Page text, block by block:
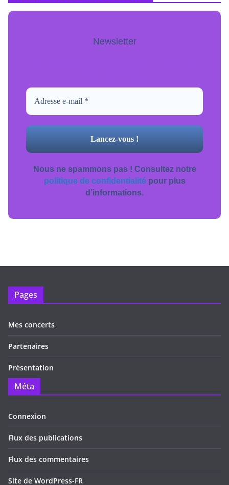
Newsletter
Nous ne spammons pas ! Consultez notre
politique de confidentialitépour plus
d’informations.
Pages
Mes concerts
Partenaires
Présentation
Méta
Connexion
Flux des publications
Flux des commentaires
Site de WordPress-FR